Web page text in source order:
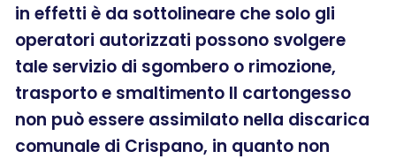
in effetti è da sottolineare che solo gli
operatori autorizzati possono svolgere
tale servizio di sgombero o rimozione,
trasporto e smaltimento Il cartongesso
non può essere assimilato nella discarica
comunale di Crispano, in quanto non